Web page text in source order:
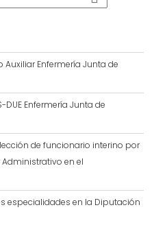
Enfermería Junta de
Enfermería Junta de
de funcionario interino por
en el
especialidades en la Diputación